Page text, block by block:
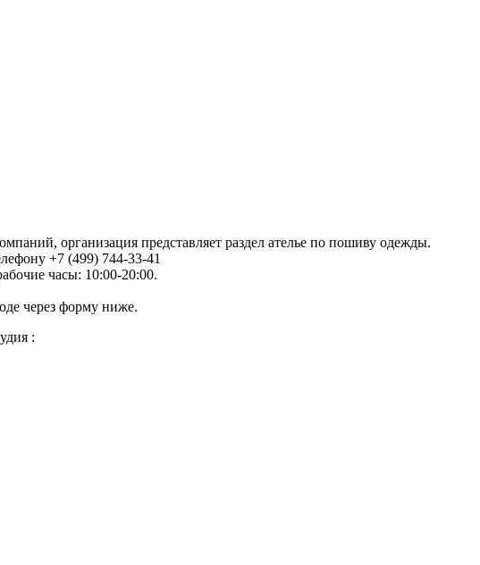
организация представляет раздел ателье по пошиву одежды.
+7 (499) 744-33-41
часы: 10:00-20:00.
через форму ниже.
: